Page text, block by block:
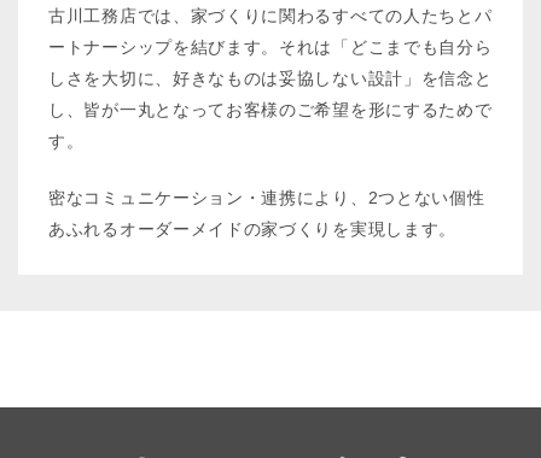
古川工務店では、家づくりに関わるすべての人たちとパ
ートナーシップを結びます。それは「どこまでも自分ら
しさを大切に、好きなものは妥協しない設計」を信念と
し、皆が一丸となってお客様のご希望を形にするためで
す。
密なコミュニケーション・連携により、2つとない個性
あふれるオーダーメイドの家づくりを実現します。